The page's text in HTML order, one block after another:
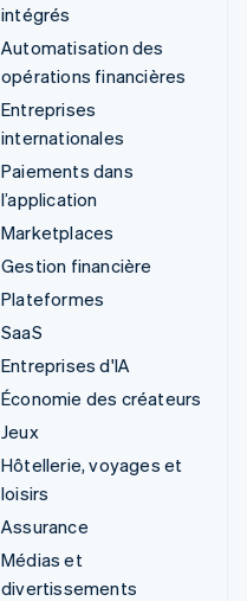
intégrés
Automatisation des
opérations financières
Entreprises
internationales
Paiements dans
l’application
Marketplaces
Gestion financière
Plateformes
SaaS
Entreprises d'IA
Économie des créateurs
Jeux
Hôtellerie, voyages et
loisirs
Assurance
Médias et
divertissements